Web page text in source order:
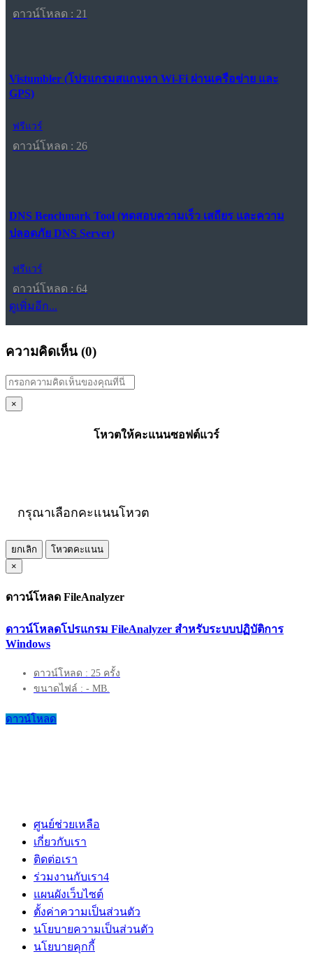
ดาวน์โหลด : 21
Vistumbler (โปรแกรมสแกนหา Wi-Fi ผ่านเครือข่าย และ
GPS)
ฟรีแวร์
ดาวน์โหลด : 26
DNS Benchmark Tool (ทดสอบความเร็ว เสถียร และความ
ปลอดภัย DNS Server)
ฟรีแวร์
ดาวน์โหลด : 64
ดูเพิ่มอีก...
ความคิดเห็น (0)
×
โหวตให้คะแนนซอฟต์แวร์
กรุณาเลือกคะแนนโหวต
ยกเลิก
โหวตคะแนน
×
ดาวน์โหลด FileAnalyzer
ดาวน์โหลดโปรแกรม FileAnalyzer สำหรับระบบปฏิบัติการ
Windows
ดาวน์โหลด : 25 ครั้ง
ขนาดไฟล์ : - MB.
ดาวน์โหลด
ศูนย์ช่วยเหลือ
เกี่ยวกับเรา
ติดต่อเรา
ร่วมงานกับเรา4
แผนผังเว็บไซต์
ตั้งค่าความเป็นส่วนตัว
นโยบายความเป็นส่วนตัว
นโยบายคุกกี้